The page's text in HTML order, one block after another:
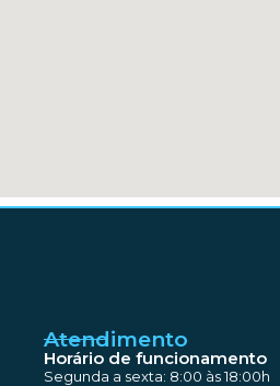
Atendimento
Horário de funcionamento
Segunda a sexta: 8:00 às 18:00h